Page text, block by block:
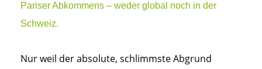
Pariser Abkommens – weder global noch in der
Schweiz.
Nur weil der absolute, schlimmste Abgrund